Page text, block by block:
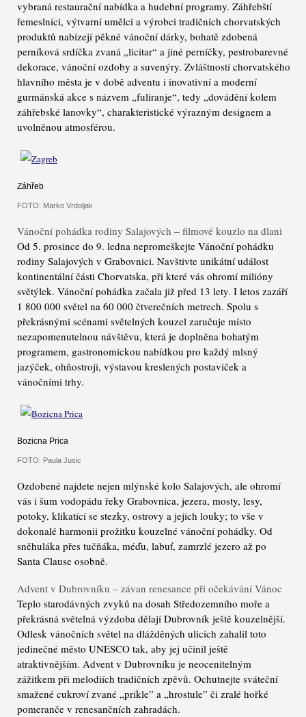
vybraná restaurační nabídka a hudební programy. Záhřebští
řemeslníci, výtvarní umělci a výrobci tradičních chorvatských
produktů nabízejí pěkné vánoční dárky, bohatě zdobená
perníková srdíčka zvaná „licitar“ a jiné perníčky, pestrobarevné
dekorace, vánoční ozdoby a suvenýry. Zvláštností chorvatského
hlavního města je v době adventu i inovativní a moderní
gurmánská akce s názvem „fuliranje“, tedy „dovádění kolem
záhřebské lanovky“, charakteristické výrazným designem a
uvolněnou atmosférou.
Záhřeb
FOTO: Marko Vrdoljak
Vánoční pohádka rodiny Salajových – filmové kouzlo na dlani
Od 5. prosince do 9. ledna nepromeškejte Vánoční pohádku
rodiny Salajových v Grabovnici. Navštivte unikátní událost
kontinentální části Chorvatska, při které vás ohromí milióny
světýlek. Vánoční pohádka začala již před 13 lety. I letos zazáří
1 800 000 světel na 60 000 čtverečních metrech. Spolu s
překrásnými scénami světelných kouzel zaručuje místo
nezapomenutelnou návštěvu, která je doplněna bohatým
programem, gastronomickou nabídkou pro každý mlsný
jazýček, ohňostroji, výstavou kreslených postaviček a
vánočními trhy.
Bozicna Prica
FOTO: Paula Jusic
Ozdobené najdete nejen mlýnské kolo Salajových, ale ohromí
vás i šum vodopádu řeky Grabovnica, jezera, mosty, lesy,
potoky, klikatící se stezky, ostrovy a jejich louky; to vše v
dokonalé harmonii prožitku kouzelné vánoční pohádky. Od
sněhuláka přes tučňáka, méďu, labuť, zamrzlé jezero až po
Santa Clause osobně.
Advent v Dubrovníku – závan renesance při očekávání Vánoc
Teplo starodávných zvyků na dosah Středozemního moře a
překrásná světelná výzdoba dělají Dubrovník ještě kouzelnější.
Odlesk vánočních světel na dlážděných ulicích zahalil toto
jedinečné město UNESCO tak, aby jej učinil ještě
atraktivnějším. Advent v Dubrovníku je neocenitelným
zážitkem při melodiích tradičních zpěvů. Ochutnejte sváteční
smažené cukroví zvané „prikle” a „hrostule” či zralé hořké
pomeranče v renesančních zahradách.